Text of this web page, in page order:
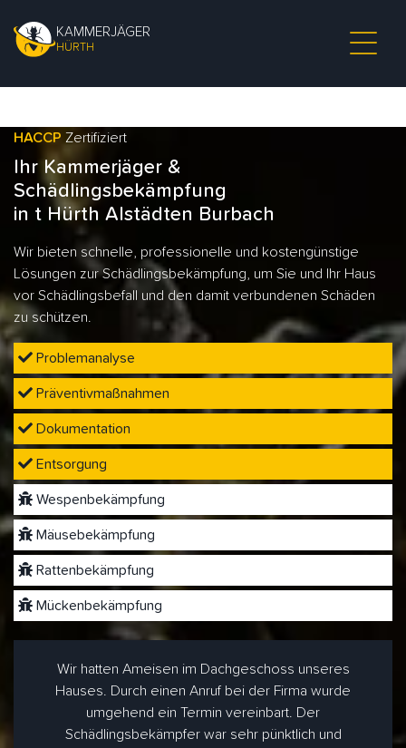
KAMMERJÄGER
HÜRTH
HACCP Zertifiziert
Ihr Kammerjäger &
Schädlingsbekämpfung
in t Hürth Alstädten Burbach
Wir bieten schnelle, professionelle und kostengünstige
Lösungen zur Schädlingsbekämpfung, um Sie und Ihr Haus
vor Schädlingsbefall und den damit verbundenen Schäden
zu schützen.
Problemanalyse
Präventivmaßnahmen
Dokumentation
Entsorgung
Wespenbekämpfung
Mäusebekämpfung
Rattenbekämpfung
Mückenbekämpfung
Wir hatten Ameisen im Dachgeschoss unseres
Hauses. Durch einen Anruf bei der Firma wurde
umgehend ein Termin vereinbart. Der
Schädlingsbekämpfer war sehr pünktlich und